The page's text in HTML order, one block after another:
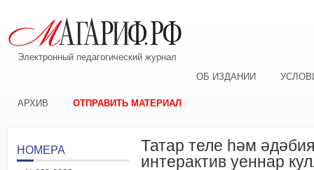
Электронный педагогический журнал
ОБ ИЗДАНИИ
АРХИВ ОТПРАВИТЬ МАТЕРИАЛ
Татар теле һәм
интерактив уеннар
НОМЕРА